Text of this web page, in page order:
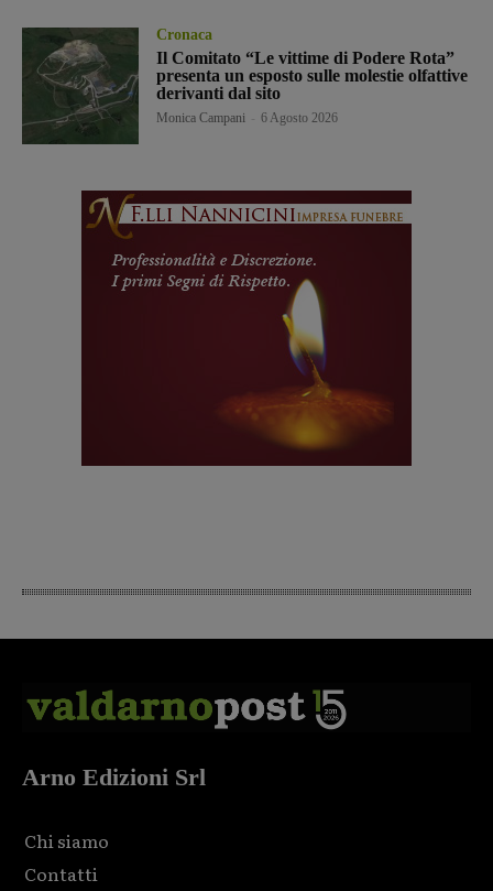
Cronaca
Il Comitato “Le vittime di Podere Rota”
presenta un esposto sulle molestie olfattive
derivanti dal sito
Monica Campani 6 Agosto 2026
Arno Edizioni Srl
Chi siamo
Contatti